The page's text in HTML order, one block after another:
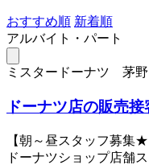
おすすめ順 新着順
アルバイト・パート
ミスタードーナツ 茅
ドーナツ店の販売
【朝～昼スタッフ募集
ドーナツショップ店舗